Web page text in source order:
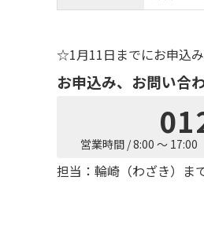
☆1月11日までにお申込
お申込み、お問い合
営業時間 / 8:00 ～
担当：輪崎（わざき）ま